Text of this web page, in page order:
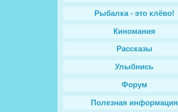
Рыбалка - это клёво!
Киномания
Рассказы
Улыбнись
Форум
Полезная информация